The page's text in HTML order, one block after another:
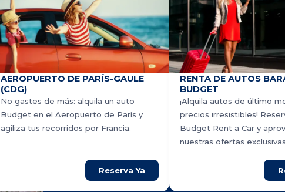
AEROPUERTO DE PARÍS-GAULE
(CDG)
No gastes de más: alquila un auto
Budget en el Aeropuerto de París y
agiliza tus recorridos por Francia.
Reserva Ya
RENTA DE AUTOS
BUDGET
¡Alquila autos de último
precios irresistibles!
Budget Rent a Car y
nuestras ofertas